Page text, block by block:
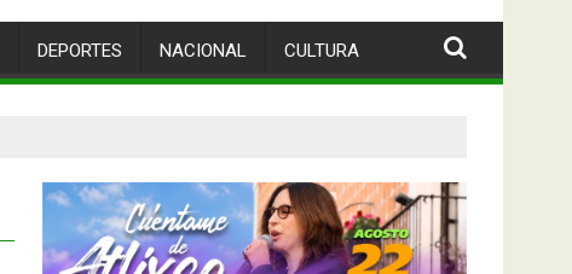
DEPORTES NACIONAL CULTURA